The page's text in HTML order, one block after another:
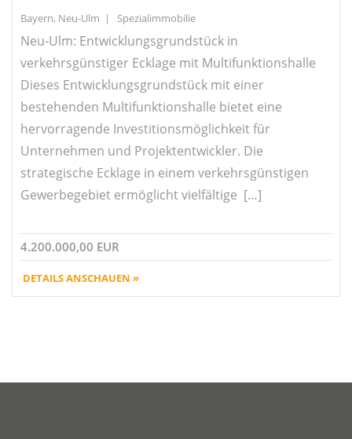
Bayern, Neu-Ulm | Spezialimmobilie
Neu-Ulm: Entwicklungsgrundstück in
verkehrsgünstiger Ecklage mit Multifunktionshalle
Dieses Entwicklungsgrundstück mit einer
bestehenden Multifunktionshalle bietet eine
hervorragende Investitionsmöglichkeit für
Unternehmen und Projektentwickler. Die
strategische Ecklage in einem verkehrsgünstigen
Gewerbegebiet ermöglicht vielfältige […]
4.200.000,00 EUR
DETAILS ANSCHAUEN »